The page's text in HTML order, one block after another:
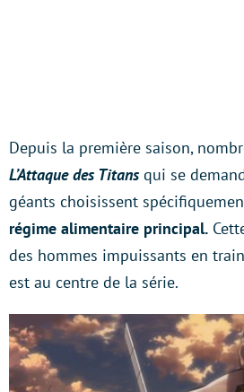
Depuis la première saison,
L’Attaque des Titans qui se
géants choisissent
régime alimentaire principal.
des hommes impuissants en
est au centre de la série.